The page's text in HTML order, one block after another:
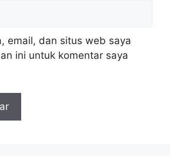
email, dan situs web saya
ini untuk komentar saya